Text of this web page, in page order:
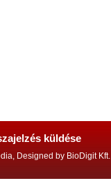
küldése
Designed by BioDigit Kft.